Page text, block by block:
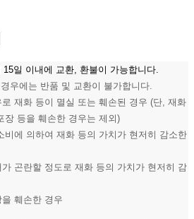
일 이내에 교환, 환불이 가능합니다.
우에는 반품 및 교환이 불가합니다.
로 재화 등이 멸실 또는 훼손된 경우 (단, 재화
장 등을 훼손한 경우는 제외)
비에 의하여 재화 등의 가치가 현저히 감소한
가 곤란할 정도로 재화 등의 가치가 현저히 감
을 훼손한 경우